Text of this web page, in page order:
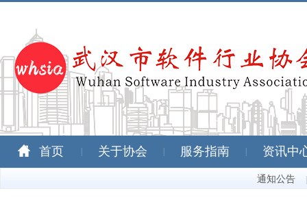
首页 关于协会 服务指南 资讯中
通知公告